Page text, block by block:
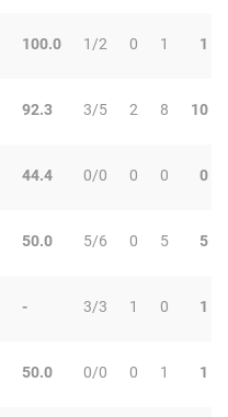
100.0 1/2 0 1 1
92.3 3/5 2 8 10
44.4 0/0 0 0 0
50.0 5/6 0 5 5
- 3/3 1 0 1
50.0 0/0 0 1 1